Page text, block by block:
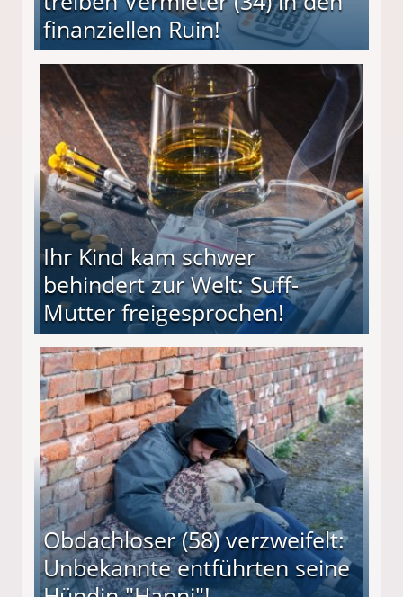
finanziellen Ruin!
(34) in den finanziellen Ruin!
Ihr Kind kam schwer
behindert zur Welt: Suff-
Mutter freigesprochen!
Mutter freigesprochen!
Obdachloser (58) verzweifelt:
Unbekannte entführten seine